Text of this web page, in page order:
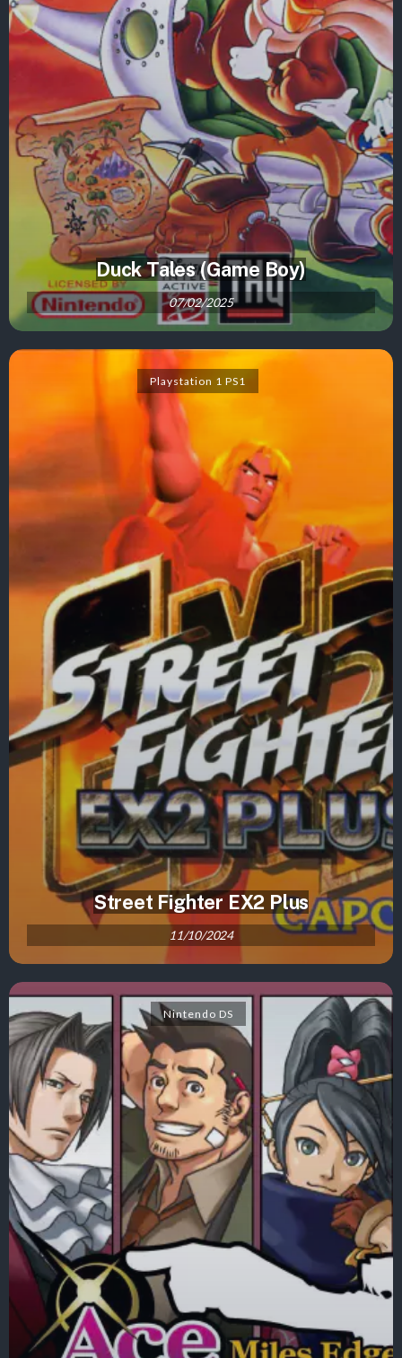
Duck Tales (Game Boy)
07/02/2025
Playstation 1 PS1
Street Fighter EX2 Plus
11/10/2024
Nintendo DS